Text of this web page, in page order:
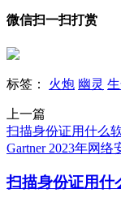
微信扫一扫打赏
标签： 火炮 幽灵
上一篇
扫描身份证用什么
Gartner 2023年网络
扫描身份证用什